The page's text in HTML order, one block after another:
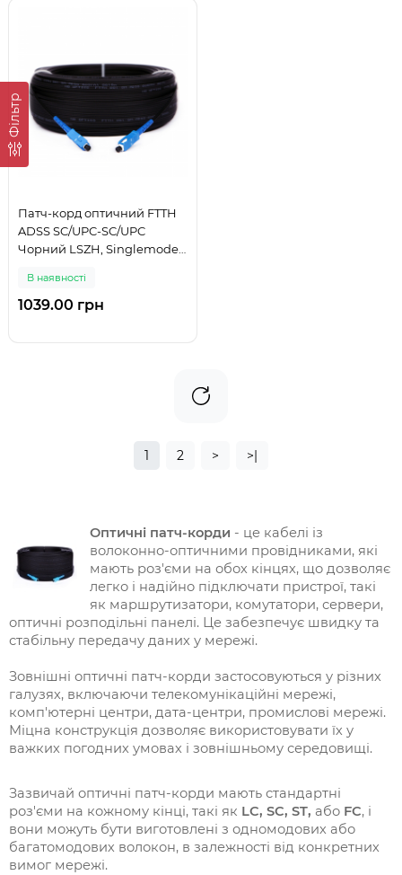
Фільтр
Патч-корд оптичний FTTH
ADSS SC/UPC-SC/UPC
Чорний LSZH, Singlemode
В наявності
1039.00 грн
1 2 > >|
Оптичні патч-корди - це кабелі із
волоконно-оптичними провідниками, які
мають роз'єми на обох кінцях, що дозволяє
легко і надійно підключати пристрої, такі
як маршрутизатори, комутатори, сервери,
оптичні розподільні панелі. Це забезпечує швидку та
стабільну передачу даних у мережі.
Зовнішні оптичні патч-корди застосовуються у різних
галузях, включаючи телекомунікаційні мережі,
комп'ютерні центри, дата-центри, промислові мережі.
Міцна конструкція дозволяє використовувати їх у
важких погодних умовах і зовнішньому середовищі.
Зазвичай оптичні патч-корди мають стандартні
роз'єми на кожному кінці, такі як LC, SC, ST, або FC, і
вони можуть бути виготовлені з одномодових або
багатомодових волокон, в залежності від конкретних
вимог мережі.